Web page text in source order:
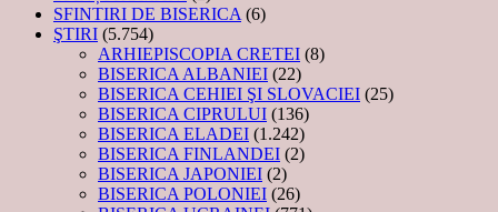
SFINTIRI DE BISERICA (6)
ŞTIRI (5.754)
ARHIEPISCOPIA CRETEI (8)
BISERICA ALBANIEI (22)
BISERICA CEHIEI ŞI SLOVACIEI (25)
BISERICA CIPRULUI (136)
BISERICA ELADEI (1.242)
BISERICA FINLANDEI (2)
BISERICA JAPONIEI (2)
BISERICA POLONIEI (26)